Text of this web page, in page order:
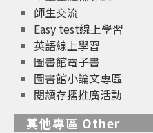
師生交流
Easy test線上學習
英語線上學習
圖書館電子書
圖書館小論文專區
閱讀存摺推廣活動
其他專區 Other